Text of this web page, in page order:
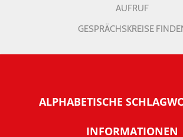
AUFRUF
GESPRÄCHSKREISE
ALPHABETISCHE
INFORMATIONEN